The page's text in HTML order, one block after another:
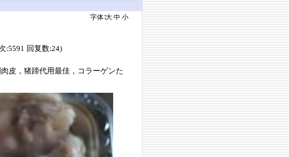
字体∶大 中 小
:5591 回复数:24)
皮，猪蹄代用最佳，コラーゲンた